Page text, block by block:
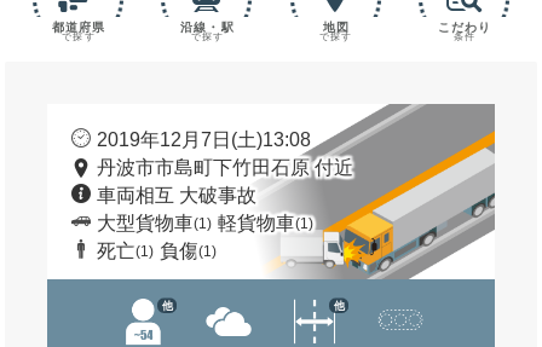
都道府県
で探す
沿線・駅
で探す
地図
で探す
こだわり
条件
2019年12月7日(土)13:08
丹波市市島町下竹田石原 付近
車両相互 大破事故
大型貨物車(1) 軽貨物車(1)
死亡(1) 負傷(1)
他 他